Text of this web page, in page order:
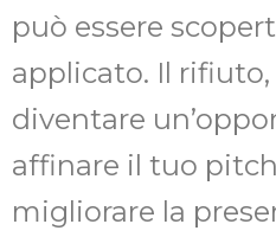
può essere
applicato. Il
diventare
affinare il tuo
migliorare la